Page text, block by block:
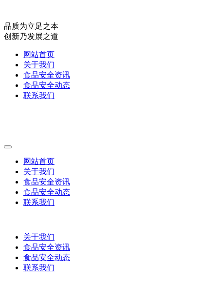
品质为立足之本
创新乃发展之道
网站首页
关于我们
食品安全资讯
食品安全动态
联系我们
网站首页
关于我们
食品安全资讯
食品安全动态
联系我们
关于我们
食品安全资讯
食品安全动态
联系我们